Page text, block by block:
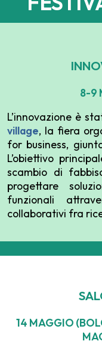
8-9
L’innovazione è
village, la fiera
for business,
L’obiettivo
scambio di
progettare
funzionali
collaborativi fra
14 MAGGIO